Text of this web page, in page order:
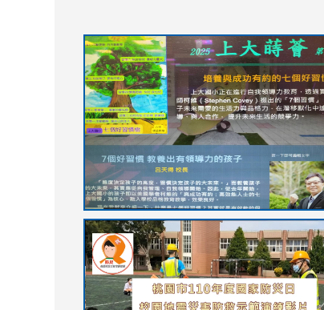
YfDQppRvyMk686kIw6SBbssEIZ6WnT/
usp=sharing
to
https://drive.google.com/file/d/1I-
YfDQppRvyMk686kIw6SBbssEIZ6WnT/
usp=sharing
to
https://sites.google.com/stes.tyc.edu.tw/
link
to
https://sites.google.com/stes.tyc.edu.tw/
link
to
https://drive.google.com/file/d/
usp=sharing
link
to
https://youtu.be/jJOMVWY3-
8M
link
to
https://drive.google.com/file/d/
usp=sharing